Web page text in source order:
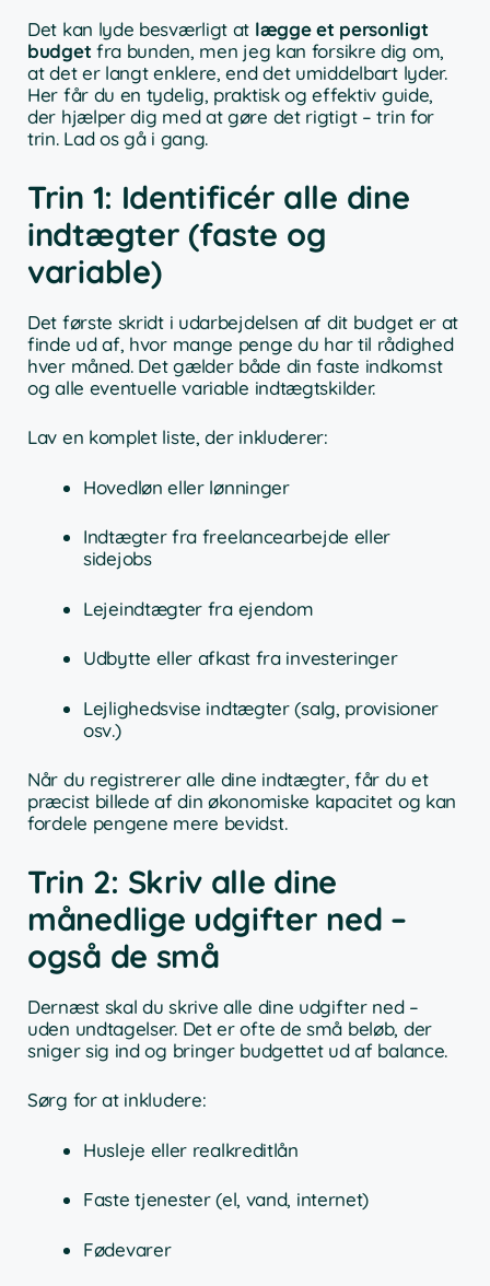
Det kan lyde besværligt at lægge et personligt
budget fra bunden, men jeg kan forsikre dig om,
at det er langt enklere, end det umiddelbart lyder.
Her får du en tydelig, praktisk og effektiv guide,
der hjælper dig med at gøre det rigtigt – trin for
trin. Lad os gå i gang.
Trin 1: Identificér alle dine
indtægter (faste og
variable)
Det første skridt i udarbejdelsen af dit budget er at
finde ud af, hvor mange penge du har til rådighed
hver måned. Det gælder både din faste indkomst
og alle eventuelle variable indtægtskilder.
Lav en komplet liste, der inkluderer:
Hovedløn eller lønninger
Indtægter fra freelancearbejde eller
sidejobs
Lejeindtægter fra ejendom
Udbytte eller afkast fra investeringer
Lejlighedsvise indtægter (salg, provisioner
osv.)
Når du registrerer alle dine indtægter, får du et
præcist billede af din økonomiske kapacitet og kan
fordele pengene mere bevidst.
Trin 2: Skriv alle dine
månedlige udgifter ned –
også de små
Dernæst skal du skrive alle dine udgifter ned –
uden undtagelser. Det er ofte de små beløb, der
sniger sig ind og bringer budgettet ud af balance.
Sørg for at inkludere:
Husleje eller realkreditlån
Faste tjenester (el, vand, internet)
Fødevarer